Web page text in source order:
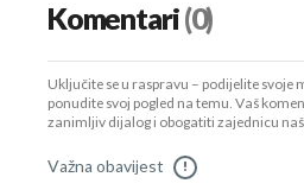
Komentari(0)
Uključite se u raspravu – podijelite svoje
ponudite svoj pogled na temu. Vaš
zanimljiv dijalog i obogatiti zajednicu
Važna obavijest !